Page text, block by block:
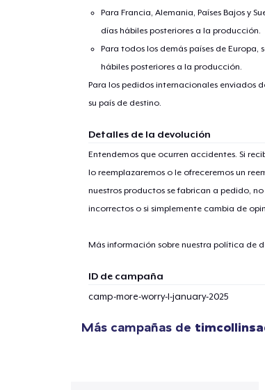
Para Francia, Alemania, Países Bajos y
días hábiles posteriores a la producción.
Para todos los demás países de Europa,
hábiles posteriores a la producción.
Para los pedidos internacionales enviados
su país de destino.
Detalles de la devolución
Entendemos que ocurren accidentes. Si
lo reemplazaremos o le ofreceremos un
nuestros productos se fabrican a pedido,
incorrectos o si simplemente cambia de
Más información sobre nuestra política de
ID de campaña
camp-more-worry-l-january-2025
Más campañas de